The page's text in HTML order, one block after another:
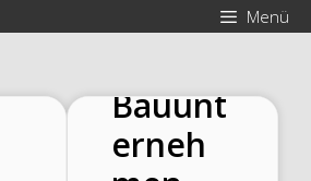
Menü
Bauunt
erneh